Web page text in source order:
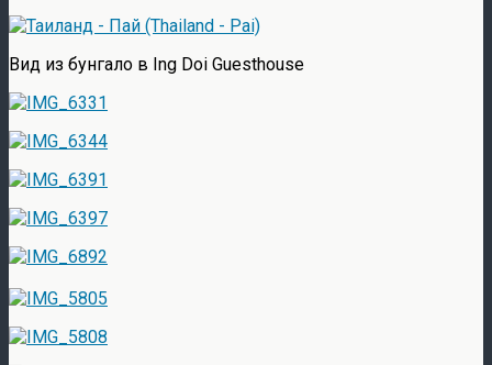
Вид из бунгало в Ing Doi Guesthouse